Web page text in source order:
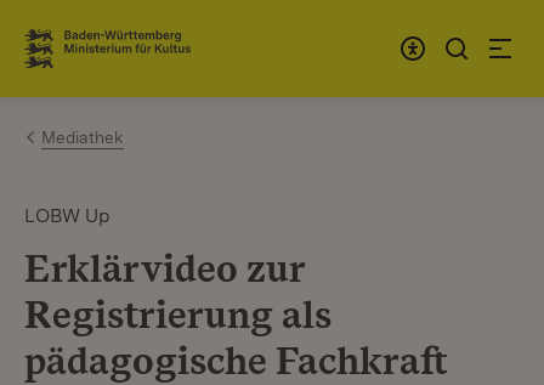
Zum Inhalt springen
Link zur Startseite
Mediathek
LOBW Up
Erklärvideo zur
Registrierung als
pädagogische Fachkraft